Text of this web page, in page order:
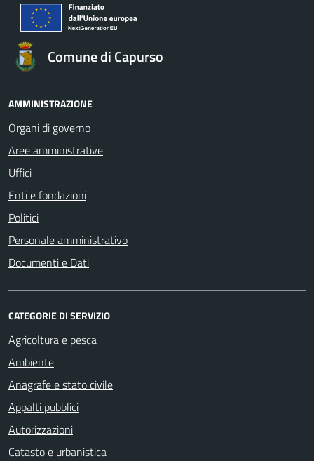
Comune di Capurso
AMMINISTRAZIONE
Organi di governo
Aree amministrative
Uffici
Enti e fondazioni
Politici
Personale amministrativo
Documenti e Dati
CATEGORIE DI SERVIZIO
Agricoltura e pesca
Ambiente
Anagrafe e stato civile
Appalti pubblici
Autorizzazioni
Catasto e urbanistica